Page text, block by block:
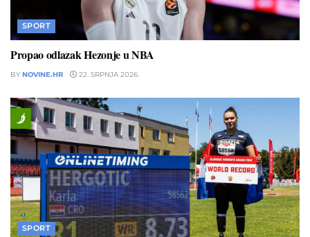
SPORT
Propao odlazak Hezonje u NBA
BY NOVINE.HR 22. SRPNJA 2026.
SPORT